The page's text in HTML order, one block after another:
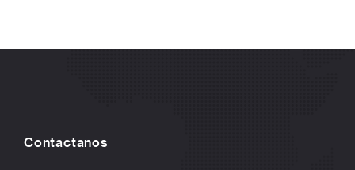
Contactanos